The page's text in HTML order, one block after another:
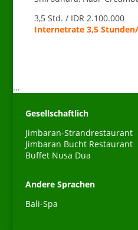
3,5 Std. / IDR 2.100.000
Internetrate 3,5 Stunden/
...
Gesellschaftlich
Jimbaran-Strandrestaurant
Jimbaran Bucht Restaurant
Buffet Nusa Dua
Andere Sprachen
Bali-Spa